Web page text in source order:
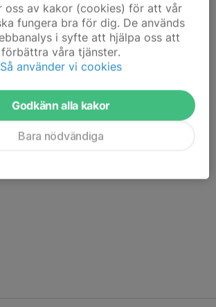
oss av kakor (cookies) för att vår
fungera bra för dig. De används
i syfte att hjälpa oss att
förbättra våra tjänster.
Så använder vi cookies
Godkänn alla kakor
Bara nödvändiga